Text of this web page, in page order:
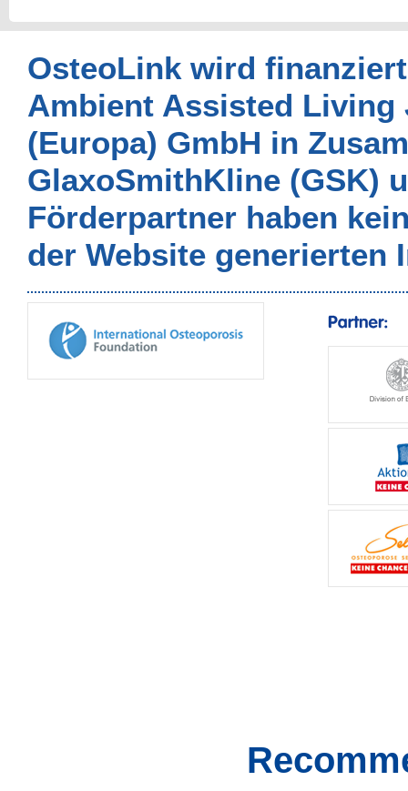
OsteoLink wird
Ambient Assisted Living
(Europa) GmbH in
GlaxoSmithKline (GSK)
Förderpartner haben
der Website generierten